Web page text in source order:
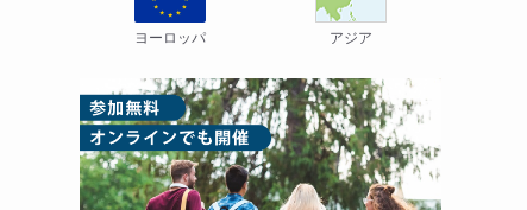
ヨーロッパ アジア